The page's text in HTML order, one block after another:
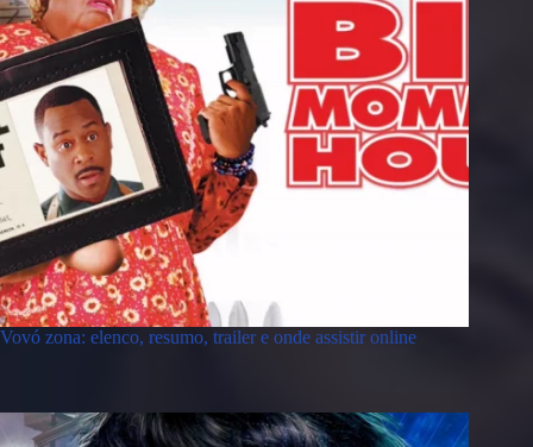
Vovó zona: elenco, resumo, trailer e onde assistir online